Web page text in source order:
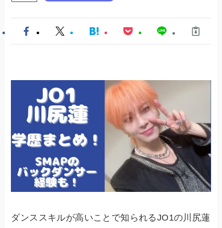
ダンススキルが高いことで知られるJO1の川尻蓮